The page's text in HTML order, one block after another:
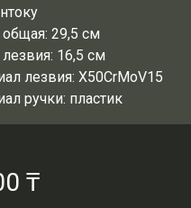
29,5 см
16,5 см
лезвия: X50CrMoV15
ручки: пластик
₸